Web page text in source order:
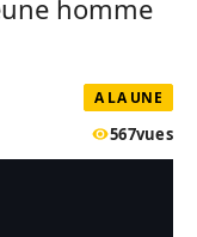
homme
A LA UNE
567vues